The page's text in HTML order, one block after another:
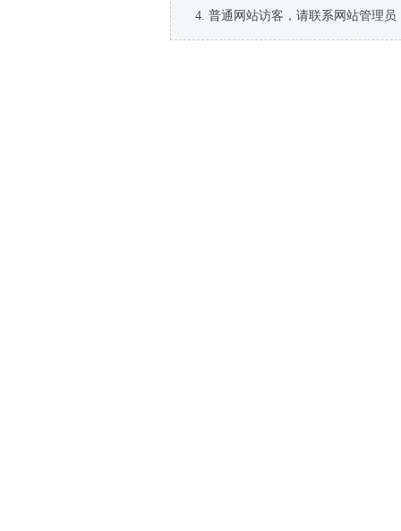
普通网站访客，请联系网站管理员